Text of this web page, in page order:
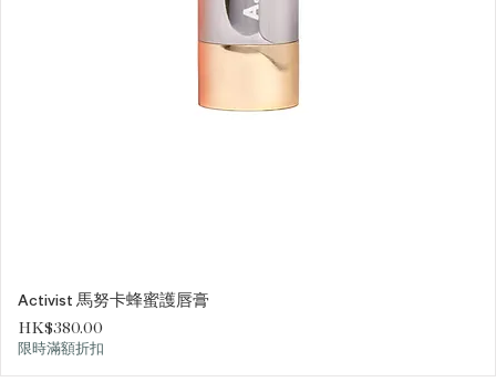
Activist 馬努卡蜂蜜護唇膏
價格
HK$380.00
限時滿額折扣